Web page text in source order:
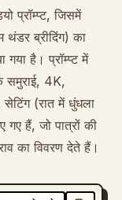
प्रॉम्प्ट, जिसमें
थंडर ब्रीदिंग) का
है। प्रॉम्प्ट में
समुराई, 4K,
(रात में धुंधला
हैं, जो पात्रों की
का विवरण देते हैं।